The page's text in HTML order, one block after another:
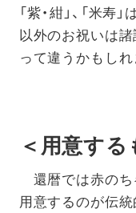
「紫・紺」、「米寿
以外のお祝いは
って違うかもしれ
＜用意する
還暦では赤のち
用意するのが伝